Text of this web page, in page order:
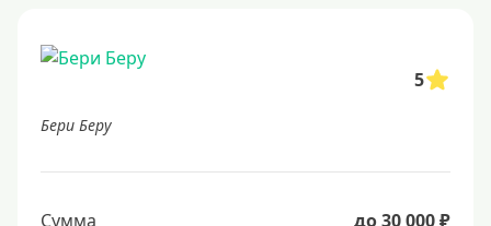
5
Бери Беру
Сумма
до 30 000 ₽